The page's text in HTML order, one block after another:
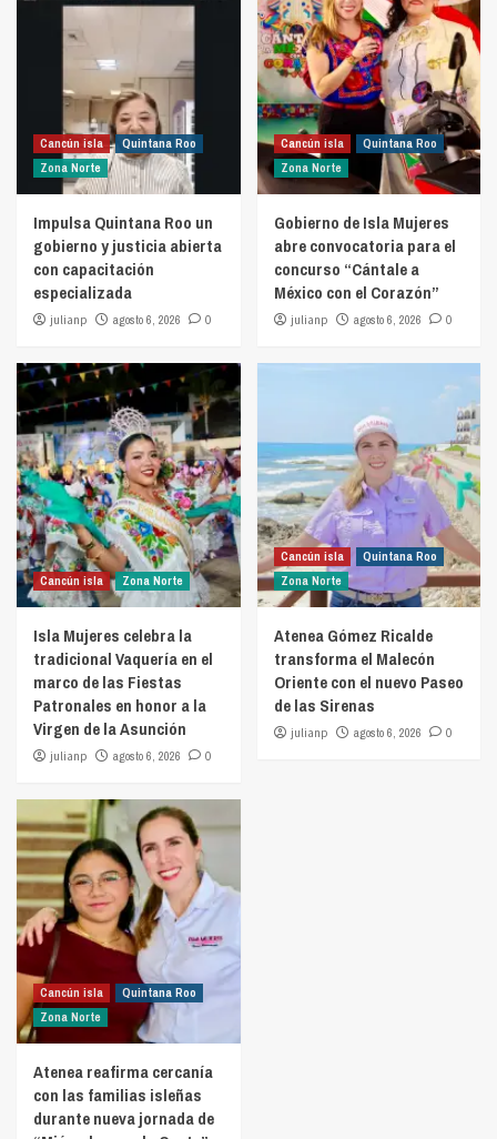
Cancún isla
Quintana Roo
Zona Norte
Impulsa Quintana Roo un
gobierno y justicia abierta
con capacitación
especializada
julianp agosto 6, 2026 0
Cancún isla
Quintana Roo
Zona Norte
Gobierno de Isla Mujeres
abre convocatoria para el
concurso “Cántale a
México con el Corazón”
julianp agosto 6, 2026 0
Cancún isla Zona Norte
Isla Mujeres celebra la
tradicional Vaquería en el
marco de las Fiestas
Patronales en honor a la
Virgen de la Asunción
julianp agosto 6, 2026 0
Cancún isla
Quintana Roo
Zona Norte
Atenea Gómez Ricalde
transforma el Malecón
Oriente con el nuevo Paseo
de las Sirenas
julianp agosto 6, 2026 0
Cancún isla
Quintana Roo
Zona Norte
Atenea reafirma cercanía
con las familias isleñas
durante nueva jornada de